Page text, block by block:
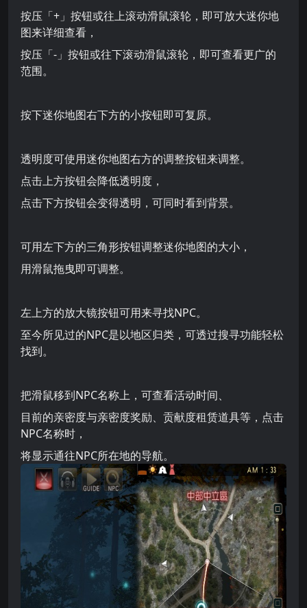
按压「+」按钮或往上滚动滑鼠滚轮，即可放大迷你地
图来详细查看，
按压「-」按钮或往下滚动滑鼠滚轮，即可查看更广的
范围。
按下迷你地图右下方的小按钮即可复原。
透明度可使用迷你地图右方的调整按钮来调整。
点击上方按钮会降低透明度，
点击下方按钮会变得透明，可同时看到背景。
可用左下方的三角形按钮调整迷你地图的大小，
用滑鼠拖曳即可调整。
左上方的放大镜按钮可用来寻找NPC。
至今所见过的NPC是以地区归类，可透过搜寻功能轻松
找到。
把滑鼠移到NPC名称上，可查看活动时间、
目前的亲密度与亲密度奖励、贡献度租赁道具等，点击
NPC名称时，
将显示通往NPC所在地的导航。